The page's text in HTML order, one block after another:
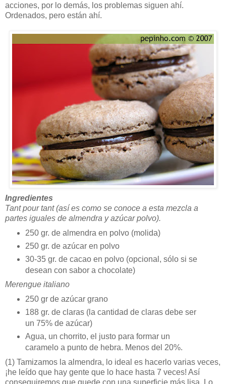
acciones, por lo demás, los problemas siguen ahí.
Ordenados, pero están ahí.
Ingredientes
Tant pour tant (así es como se conoce a esta mezcla a
partes iguales de almendra y azúcar polvo).
250 gr. de almendra en polvo (molida)
250 gr. de azúcar en polvo
30-35 gr. de cacao en polvo (opcional, sólo si se
desean con sabor a chocolate)
Merengue italiano
250 gr de azúcar grano
188 gr. de claras (la cantidad de claras debe ser
un 75% de azúcar)
Agua, un chorrito, el justo para formar un
caramelo a punto de hebra. Menos del 20%.
(1) Tamizamos la almendra, lo ideal es hacerlo varias veces,
¡he leído que hay gente que lo hace hasta 7 veces! Así